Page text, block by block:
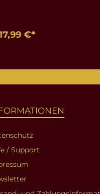
€*
/ Support